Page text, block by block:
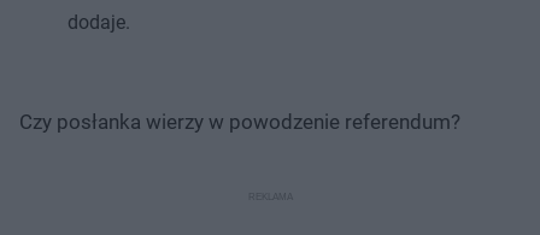
dodaje.
Czy posłanka wierzy w powodzenie referendum?